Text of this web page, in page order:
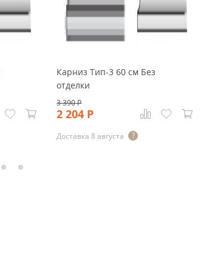
Карниз Тип-3 60 см Без
отделки
3 390Р
2 204 Р
Доставка 8 августа